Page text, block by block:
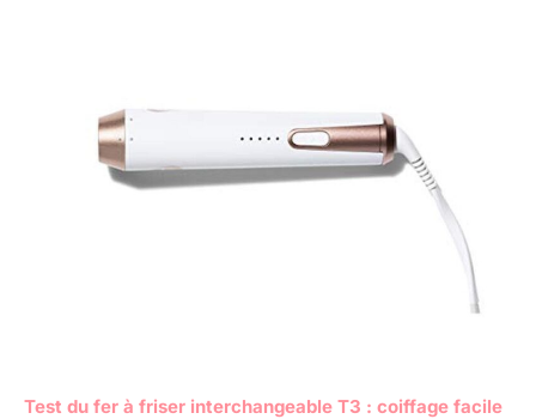
Test du fer à friser interchangeable T3 : coiffage facile